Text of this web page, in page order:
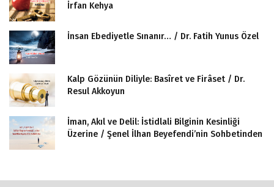
İrfan Kehya
İnsan Ebediyetle Sınanır… / Dr. Fatih Yunus Özel
Kalp Gözünün Diliyle: Basîret ve Firâset / Dr.
Resul Akkoyun
İman, Akıl ve Delil: İstidlali Bilginin Kesinliği
Üzerine / Şenel İlhan Beyefendi’nin Sohbetinden